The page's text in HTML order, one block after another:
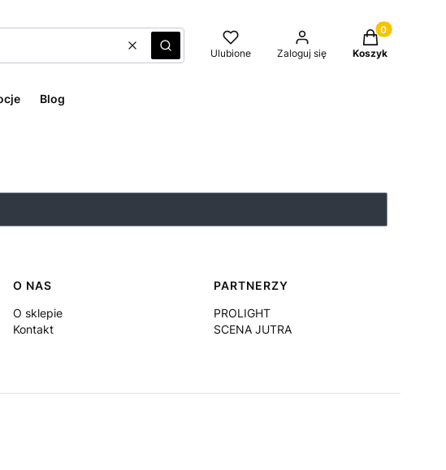
WyczyśćSzukaj Ulubione Zaloguj się
Produkty w
Koszyk
Blog
O NAS
O sklepie
Kontakt
PARTNERZY
PROLIGHT
SCENA JUTRA